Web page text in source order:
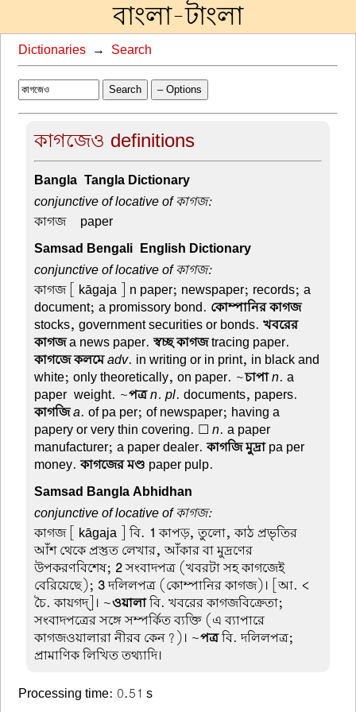
বাংলা-টাংলা
Dictionaries → Search
Search – Options
কাগজেও definitions
Bangla-Tangla Dictionary
conjunctive of locative of কাগজ:
কাগজ – paper
Samsad Bengali-English Dictionary
conjunctive of locative of কাগজ:
কাগজ[ kāgaja ] n paper; newspaper; records; a
document; a promissory bond. কোম্পানির কাগজ
stocks, government securities or bonds.খবরের
কাগজa news paper.স্বচ্ছ কাগজtracing paper.
কাগজে কলমেadv. in writing or in print, in black and
white; only theoretically, on paper. ~চাপাn. a
paper-weight. ~পত্রn. pl. documents, papers.
কাগজিa. of pa per; of newspaper; having a
papery or very thin covering. ☐n. a paper-
manufacturer; a paper dealer.কাগজি মুদ্রাpa per
money.কাগজের মণ্ড paper pulp.
Samsad Bangla Abhidhan
conjunctive of locative of কাগজ:
কাগজ[ kāgaja ] বি. 1 কাপড়, তুলো, কাঠ প্রভৃতির
আঁশ থেকে প্রস্তুত লেখার, আঁকার বা মুদ্রণের
উপকরণবিশেষ; 2সংবাদপত্র (খবরটা সহ কাগজেই
বেরিয়েছে); 3দলিলপত্র (কোম্পানির কাগজ)। [আ. <
চৈ. কায়গদ্]। ~ওয়ালাবি. খবরের কাগজবিক্রেতা;
সংবাদপত্রের সঙ্গে সম্পর্কিত ব্যক্তি (এ ব্যাপারে
কাগজওয়ালারা নীরব কেন?)। ~পত্রবি. দলিলপত্র;
প্রামাণিক লিখিত তথ্যাদি।
Processing time: 0.51 s